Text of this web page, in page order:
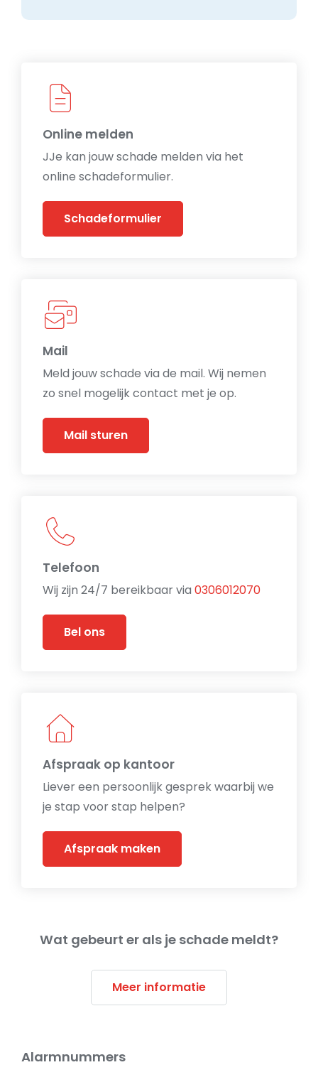
Online melden
JJe kan jouw schade melden via het
online schadeformulier.
Schadeformulier
Mail
Meld jouw schade via de mail. Wij nemen
zo snel mogelijk contact met je op.
Mail sturen
Telefoon
Wij zijn 24/7 bereikbaar via 0306012070
Bel ons
Afspraak op kantoor
Liever een persoonlijk gesprek waarbij we
je stap voor stap helpen?
Afspraak maken
Wat gebeurt er als je schade meldt?
Meer informatie
Alarmnummers